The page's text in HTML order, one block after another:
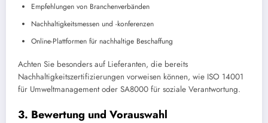
Empfehlungen von Branchenverbänden
Nachhaltigkeitsmessen und -konferenzen
Online-Plattformen für nachhaltige Beschaffung
Achten Sie besonders auf Lieferanten, die bereits
Nachhaltigkeitszertifizierungen vorweisen können, wie ISO 14001
für Umweltmanagement oder SA8000 für soziale Verantwortung.
3. Bewertung und Vorauswahl